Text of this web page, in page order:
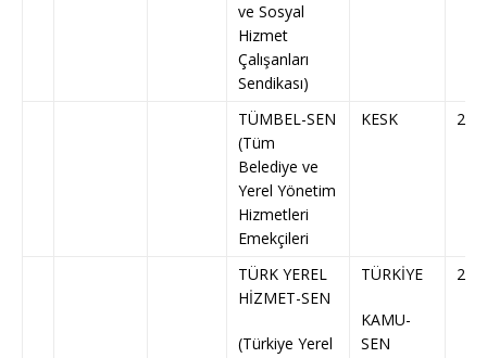
ve Sosyal
Hizmet
Çalışanları
Sendikası)
TÜMBEL-SEN
(Tüm
Belediye ve
Yerel Yönetim
Hizmetleri
Emekçileri
KESK 20
TÜRK YEREL
HİZMET-SEN
(Türkiye Yerel
TÜRKİYE
KAMU-
SEN
25